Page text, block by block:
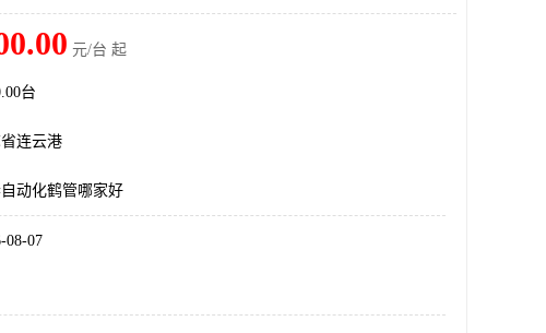
元/台 起
台
连云港
动化鹤管哪家好
08-07